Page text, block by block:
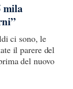
mila
ci sono, le
il parere del
del nuovo